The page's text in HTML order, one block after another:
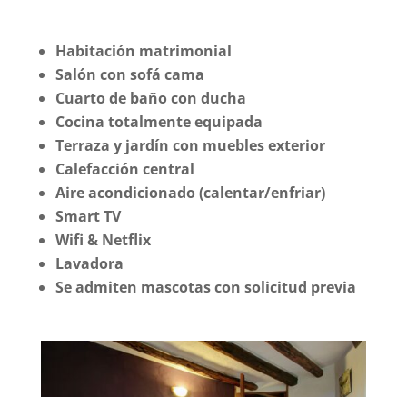
Habitación matrimonial
Salón con sofá cama
Cuarto de baño con ducha
Cocina totalmente equipada
Terraza y jardín con muebles exterior
Calefacción central
Aire acondicionado (calentar/enfriar)
Smart TV
Wifi & Netflix
Lavadora
Se admiten mascotas con solicitud previa